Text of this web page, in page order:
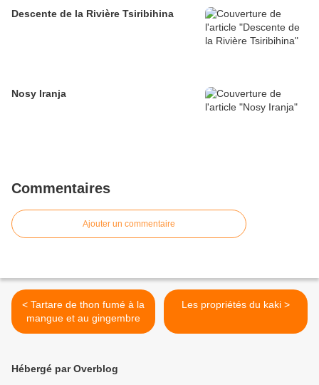
Descente de la Rivière Tsiribihina
Nosy Iranja
Commentaires
Ajouter un commentaire
< Tartare de thon fumé à la
mangue et au gingembre
Les propriétés du kaki >
Hébergé par Overblog